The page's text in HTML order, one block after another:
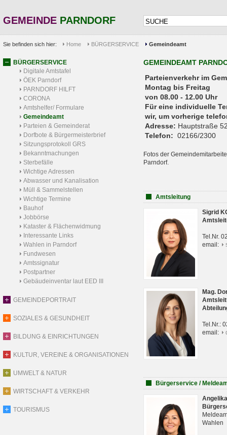
GEMEINDE PARNDORF
Sie befinden sich hier: Home BÜRGERSERVICE Gemeindeamt
BÜRGERSERVICE
Digitale Amtstafel
ÖEK Parndorf
PARNDORF HILFT
CORONA
Amtshelfer/ Formulare
Gemeindeamt
Parteien & Gemeinderat
Dorfbote & Bürgermeisterbrief
Sitzungsprotokoll GRS
Bekanntmachungen
Sterbefälle
Wichtige Adressen
Abwasser und Kanalisation
Müll & Sammelstellen
Wichtige Termine
Bauhof
Jobbörse
Kataster & Flächenwidmung
Interessante Links
Wahlen in Parndorf
Fundwesen
Amtssignatur
Postpartner
Gebäudeinventar laut EED III
GEMEINDEPORTRAIT
SOZIALES & GESUNDHEIT
BILDUNG & EINRICHTUNGEN
KULTUR, VEREINE & ORGANISATIONEN
UMWELT & NATUR
WIRTSCHAFT & VERKEHR
TOURISMUS
GEMEINDEAMT
Parteienverkehr
Montag bis Freitag
von 08.00 - 12.00 Uhr
Für eine individuelle
wir, um vorherige
Adresse: Hauptstraße
Telefon: 02166/2300
Fotos der
Parndorf.
Amtsleitung
Sigrid
Tel.Nr.
email:
Mag.
Tel.Nr.:
email:
Bürgerservice /
Wahlen